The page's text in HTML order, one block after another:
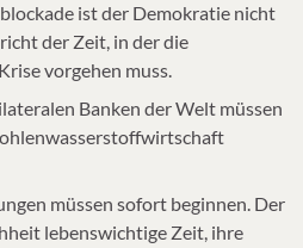
ist der Demokratie nicht
der Zeit, in der die
vorgehen muss.
Banken der Welt müssen
müssen sofort beginnen. Der
lebenswichtige Zeit, ihre